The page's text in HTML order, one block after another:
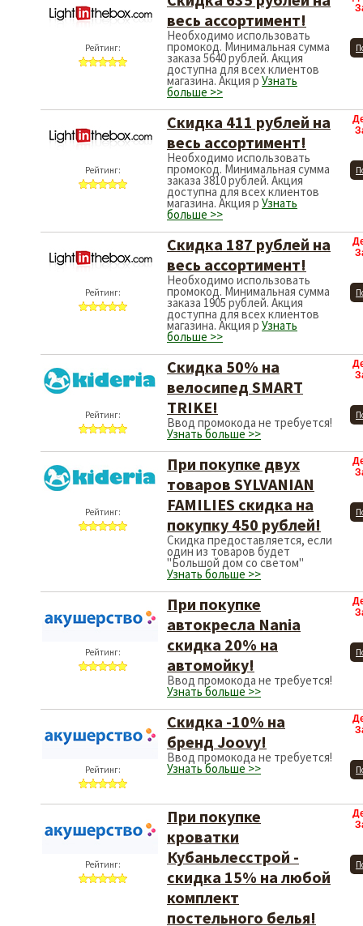
Рейтинг:
весь ассортимент!
Необходимо использовать
промокод. Минимальная сумма
заказа 5640 рублей. Акция
доступна для всех клиентов
магазина. Акция р Узнать
больше >>
Рейтинг:
Скидка 411 рублей на
весь ассортимент!
Необходимо использовать
промокод. Минимальная сумма
заказа 3810 рублей. Акция
доступна для всех клиентов
магазина. Акция р Узнать
больше >>
Рейтинг:
Скидка 187 рублей на
весь ассортимент!
Необходимо использовать
промокод. Минимальная сумма
заказа 1905 рублей. Акция
доступна для всех клиентов
магазина. Акция р Узнать
больше >>
Рейтинг:
Скидка 50% на
велосипед SMART
TRIKE!
Ввод промокода не требуется!
Узнать больше >>
Рейтинг:
При покупке двух
товаров SYLVANIAN
FAMILIES скидка на
покупку 450 рублей!
Скидка предоставляется, если
один из товаров будет
"Большой дом со светом"
Узнать больше >>
Рейтинг:
При покупке
автокресла Nania
скидка 20% на
автомойку!
Ввод промокода не требуется!
Узнать больше >>
Рейтинг:
Скидка -10% на
бренд Joovy!
Ввод промокода не требуется!
Узнать больше >>
Рейтинг:
При покупке
кроватки
Кубаньлесстрой -
скидка 15% на любой
комплект
постельного белья!